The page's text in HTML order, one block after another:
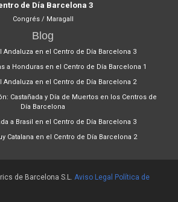
de Día Barcelona 3
Congrés / Maragall
Blog
Andaluza en el Centro de Día Barcelona 3
a Honduras en el Centro de Día Barcelona 1
Andaluza en el Centro de Día Barcelona 2
Castañada y Día de Muertos en los Centros de
Día Barcelona
a Brasil en el Centro de Día Barcelona 3
Catalana en el Centro de Día Barcelona 2
de Barcelona S.L. Aviso Legal
Política de